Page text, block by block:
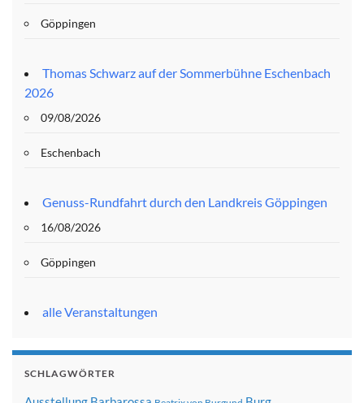
Göppingen
Thomas Schwarz auf der Sommerbühne Eschenbach
2026
09/08/2026
Eschenbach
Genuss-Rundfahrt durch den Landkreis Göppingen
16/08/2026
Göppingen
alle Veranstaltungen
SCHLAGWÖRTER